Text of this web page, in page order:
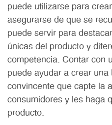
puede utilizarse para
asegurarse de que se
puede servir para
únicas del producto y
competencia. Contar con
puede ayudar a crear una
convincente que capte la
consumidores y les haga
producto.